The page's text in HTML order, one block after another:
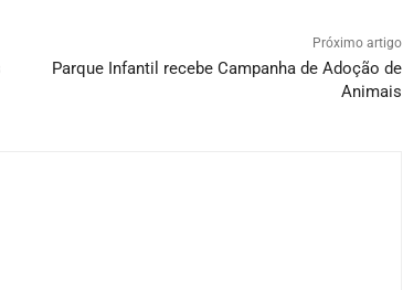
Próximo artigo
Parque Infantil recebe Campanha de Adoção de
Animais